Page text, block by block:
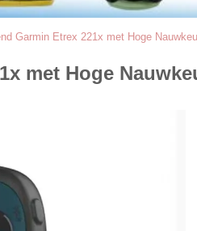
Garmin Etrex 221x met Hoge
met Hoge